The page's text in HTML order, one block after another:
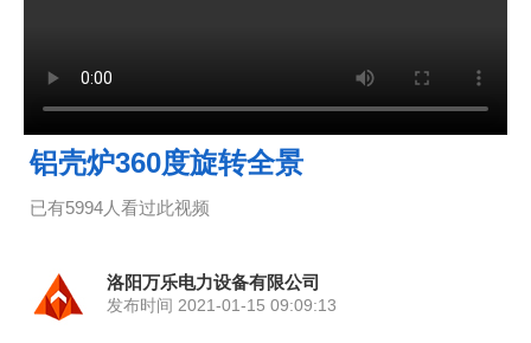
铝壳炉360度旋转全景
已有5994人看过此视频
洛阳万乐电力设备有限公司
发布时间 2021-01-15 09:09:13